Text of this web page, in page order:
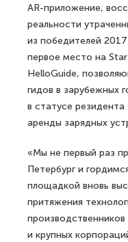
AR-приложение,
реальности
из победителей
первое место на
HelloGuide,
гидов в зарубежных
в статусе
аренды зарядных
«Мы не первый раз
Петербург и
площадкой вновь
притяжения
и крупных